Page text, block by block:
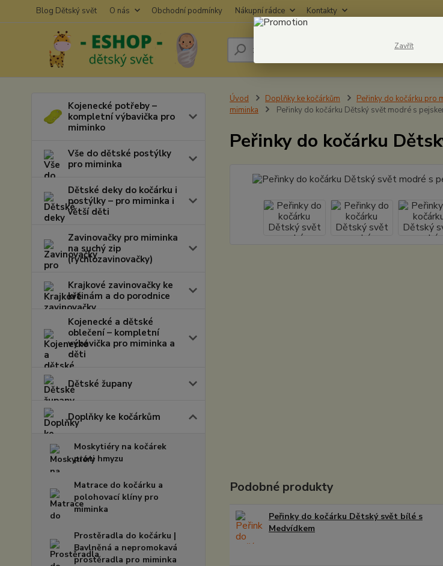
Blog Dětský svět O nás Obchodní podmínky Nákupní rádce Kontakty
Hledat
Kojenecké potřeby –
kompletní výbavička pro
miminko
Vše do dětské postýlky
pro miminka
Dětské deky do kočárku i
postýlky – pro miminka i
větší děti
Zavinovačky pro miminka
na suchý zip
(rychlozavinovačky)
Krajkové zavinovačky ke
křtinám a do porodnice
Kojenecké a dětské
oblečení – kompletní
výbavička pro miminka a
děti
Dětské župany
Doplňky ke kočárkům
Moskytiéry na kočárek
proti hmyzu
Matrace do kočárku a
polohovací klíny pro
miminka
Prostěradla do kočárku |
Bavlněná a nepromokavá
prostěradla pro miminka
Úvod Doplňky ke kočárkům Peřinky do kočárku pro
miminka
Peřinky do kočárku Dětský svět modré s
Peřinky do kočárku
Podobné produkty
Peřinky do kočárku Dětský svět bílé s
Medvídkem
Zavřít